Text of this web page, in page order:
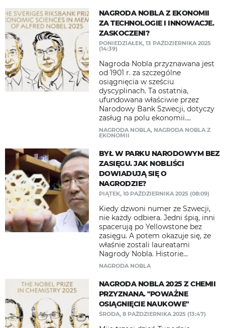
NAGRODA NOBLA Z EKONOMII
ZA TECHNOLOGIE I INNOWACJE.
ZASKOCZENI?
PONIEDZIAŁEK, 13 PAŹDZIERNIKA 2025
(14:39)
Nagroda Nobla przyznawana jest
od 1901 r. za szczególne
osiągnięcia w sześciu
dyscyplinach. Ta ostatnia,
ufundowana właściwie przez
Narodowy Bank Szwecji, dotyczy
zasług na polu ekonomii....
NAGRODA NOBLA, NAGRODA NOBLA Z
EKONOMII
BYŁ W PARKU NARODOWYM BEZ
ZASIĘGU. JAK NOBLIŚCI
DOWIADUJĄ SIĘ O
NAGRODZIE?
PIĄTEK, 10 PAŹDZIERNIKA 2025 (08:09)
Kiedy dzwoni numer ze Szwecji,
nie każdy odbiera. Jedni śpią, inni
spacerują po Yellowstone bez
zasięgu. A potem okazuje się, że
właśnie zostali laureatami
Nagrody Nobla. Historie...
NAGRODA NOBLA
NAGRODA NOBLA 2025 Z CHEMII
PRZYZNANA. "POWAŻNE
OSIĄGNIĘCIE NAUKOWE"
ŚRODA, 8 PAŹDZIERNIKA 2025 (13:47)